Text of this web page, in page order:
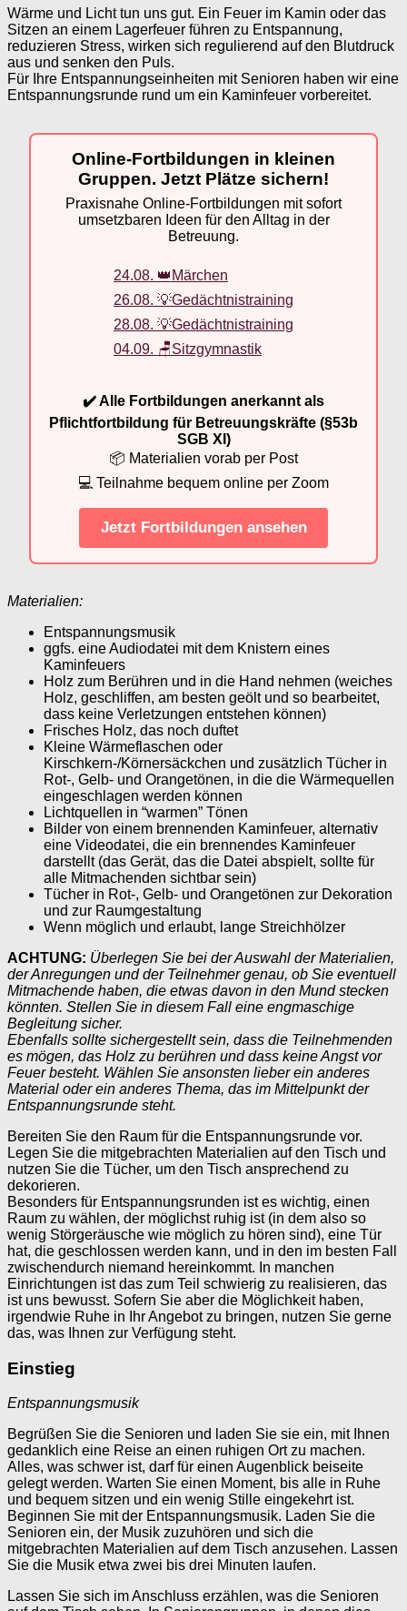
Wärme und Licht tun uns gut. Ein Feuer im Kamin oder das
Sitzen an einem Lagerfeuer führen zu Entspannung,
reduzieren Stress, wirken sich regulierend auf den Blutdruck
aus und senken den Puls.
Für Ihre Entspannungseinheiten mit Senioren haben wir eine
Entspannungsrunde rund um ein Kaminfeuer vorbereitet.
Online-Fortbildungen in kleinen
Gruppen. Jetzt Plätze sichern!
Praxisnahe Online-Fortbildungen mit sofort
umsetzbaren Ideen für den Alltag in der
Betreuung.
24.08. 👑Märchen
26.08. 💡Gedächtnistraining
28.08. 💡Gedächtnistraining
04.09. 🪑Sitzgymnastik
✔️ Alle Fortbildungen anerkannt als
Pflichtfortbildung für Betreuungskräfte (§53b
SGB XI)
📦 Materialien vorab per Post
💻 Teilnahme bequem online per Zoom
Jetzt Fortbildungen ansehen
Materialien:
Entspannungsmusik
ggfs. eine Audiodatei mit dem Knistern eines
Kaminfeuers
Holz zum Berühren und in die Hand nehmen (weiches
Holz, geschliffen, am besten geölt und so bearbeitet,
dass keine Verletzungen entstehen können)
Frisches Holz, das noch duftet
Kleine Wärmeflaschen oder
Kirschkern-/Körnersäckchen und zusätzlich Tücher in
Rot-, Gelb- und Orangetönen, in die die Wärmequellen
eingeschlagen werden können
Lichtquellen in “warmen” Tönen
Bilder von einem brennenden Kaminfeuer, alternativ
eine Videodatei, die ein brennendes Kaminfeuer
darstellt (das Gerät, das die Datei abspielt, sollte für
alle Mitmachenden sichtbar sein)
Tücher in Rot-, Gelb- und Orangetönen zur Dekoration
und zur Raumgestaltung
Wenn möglich und erlaubt, lange Streichhölzer
ACHTUNG: Überlegen Sie bei der Auswahl der Materialien,
der Anregungen und der Teilnehmer genau, ob Sie eventuell
Mitmachende haben, die etwas davon in den Mund stecken
könnten. Stellen Sie in diesem Fall eine engmaschige
Begleitung sicher.
Ebenfalls sollte sichergestellt sein, dass die Teilnehmenden
es mögen, das Holz zu berühren und dass keine Angst vor
Feuer besteht. Wählen Sie ansonsten lieber ein anderes
Material oder ein anderes Thema, das im Mittelpunkt der
Entspannungsrunde steht.
Bereiten Sie den Raum für die Entspannungsrunde vor.
Legen Sie die mitgebrachten Materialien auf den Tisch und
nutzen Sie die Tücher, um den Tisch ansprechend zu
dekorieren.
Besonders für Entspannungsrunden ist es wichtig, einen
Raum zu wählen, der möglichst ruhig ist (in dem also so
wenig Störgeräusche wie möglich zu hören sind), eine Tür
hat, die geschlossen werden kann, und in den im besten Fall
zwischendurch niemand hereinkommt. In manchen
Einrichtungen ist das zum Teil schwierig zu realisieren, das
ist uns bewusst. Sofern Sie aber die Möglichkeit haben,
irgendwie Ruhe in Ihr Angebot zu bringen, nutzen Sie gerne
das, was Ihnen zur Verfügung steht.
Einstieg
Entspannungsmusik
Begrüßen Sie die Senioren und laden Sie sie ein, mit Ihnen
gedanklich eine Reise an einen ruhigen Ort zu machen.
Alles, was schwer ist, darf für einen Augenblick beiseite
gelegt werden. Warten Sie einen Moment, bis alle in Ruhe
und bequem sitzen und ein wenig Stille eingekehrt ist.
Beginnen Sie mit der Entspannungsmusik. Laden Sie die
Senioren ein, der Musik zuzuhören und sich die
mitgebrachten Materialien auf dem Tisch anzusehen. Lassen
Sie die Musik etwa zwei bis drei Minuten laufen.
Lassen Sie sich im Anschluss erzählen, was die Senioren